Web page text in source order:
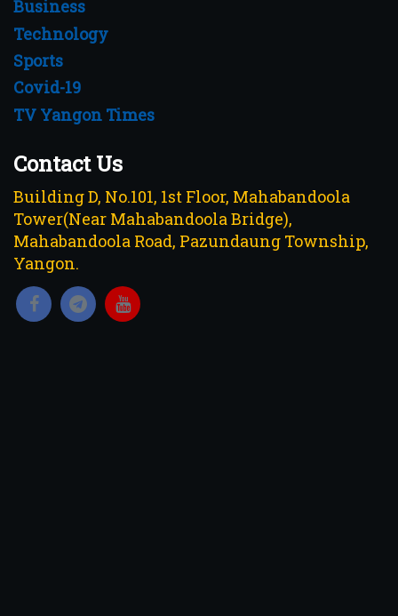
Business
Technology
Sports
Covid-19
TV Yangon Times
Contact Us
Building D, No.101, 1st Floor, Mahabandoola
Tower(Near Mahabandoola Bridge),
Mahabandoola Road, Pazundaung Township,
Yangon.